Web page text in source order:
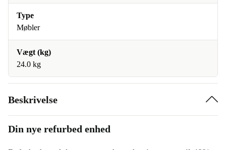
Type
Møbler
Vægt (kg)
24.0 kg
Beskrivelse
Din nye refurbed enhed